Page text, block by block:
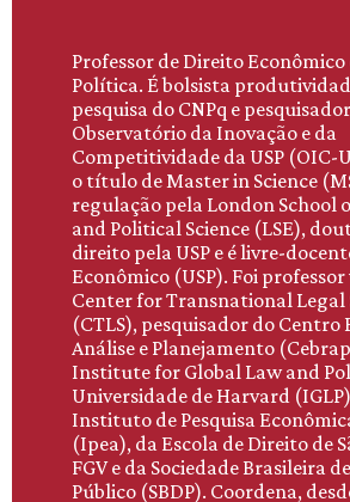
Professor de Direito Econômico
Política. É bolsista
pesquisa do CNPq e
Observatório da Inovação e da
Competitividade da USP (OIC-
o título de Master in Science
regulação pela London School
and Political Science (LSE),
direito pela USP e é livre-
Econômico (USP). Foi
Center for Transnational Legal
(CTLS), pesquisador do Centro
Análise e Planejamento
Institute for Global Law and
Universidade de Harvard
Instituto de Pesquisa
(Ipea), da Escola de Direito de
FGV e da Sociedade Brasileira
Público (SBDP). Coordena,